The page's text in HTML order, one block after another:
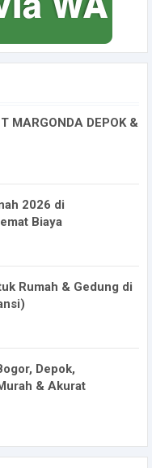
MARGONDA DEPOK &
2026 di
Biaya
Rumah & Gedung di
Depok,
& Akurat